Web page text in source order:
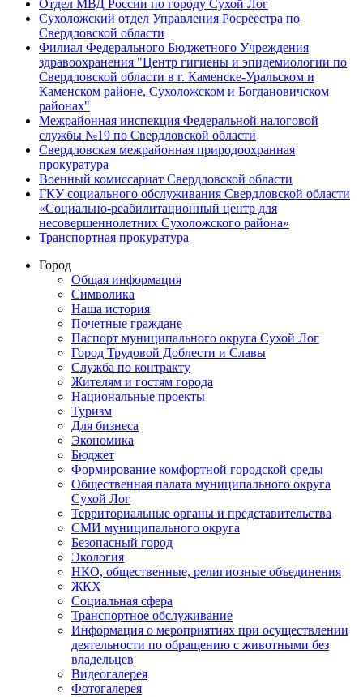
Отдел МВД России по городу Сухой Лог
Сухоложский отдел Управления Росреестра по
Свердловской области
Филиал Федерального Бюджетного Учреждения
здравоохранения "Центр гигиены и эпидемиологии по
Свердловской области в г. Каменске-Уральском и
Каменском районе, Сухоложском и Богдановичском
районах"
Межрайонная инспекция Федеральной налоговой
службы №19 по Свердловской области
Свердловская межрайонная природоохранная
прокуратура
Военный комиссариат Свердловской области
ГКУ социального обслуживания Свердловской области
«Социально-реабилитационный центр для
несовершеннолетних Сухоложского района»
Транспортная прокуратура
Город
Общая информация
Символика
Наша история
Почетные граждане
Паспорт муниципального округа Сухой Лог
Город Трудовой Доблести и Славы
Служба по контракту
Жителям и гостям города
Национальные проекты
Туризм
Для бизнеса
Экономика
Бюджет
Формирование комфортной городской среды
Общественная палата муниципального округа
Сухой Лог
Территориальные органы и представительства
СМИ муниципального округа
Безопасный город
Экология
НКО, общественные, религиозные объединения
ЖКХ
Социальная сфера
Транспортное обслуживание
Информация о мероприятиях при осуществлении
деятельности по обращению с животными без
владельцев
Видеогалерея
Фотогалерея